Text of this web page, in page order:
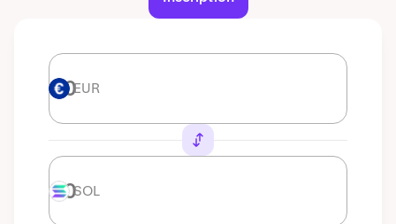
EUR EUR
SOL SOL